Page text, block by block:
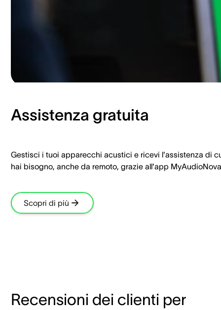
Assistenza gratuita
Gestisci i tuoi apparecchi acustici e ricevi l'assistenza di
hai bisogno, anche da remoto, grazie all'app
Scopri di più
Recensioni dei clienti per